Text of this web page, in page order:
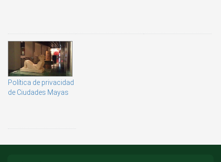
Política de privacidad
de Ciudades Mayas